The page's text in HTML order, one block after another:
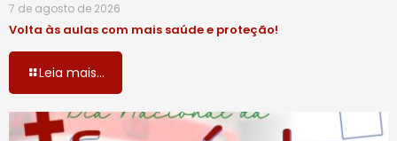
7 de agosto de 2026
Volta às aulas com mais saúde e proteção!
Leia mais...